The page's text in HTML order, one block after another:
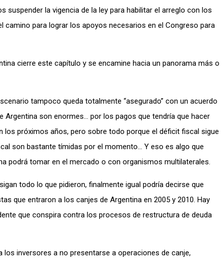
suspender la vigencia de la ley para habilitar el arreglo con los
camino para lograr los apoyos necesarios en el Congreso para
cierre este capítulo y se encamine hacia un panorama más o
tampoco queda totalmente “asegurado” con un acuerdo
Argentina son enormes… por los pagos que tendría que hacer
los próximos años, pero sobre todo porque el déficit fiscal sigue
son bastante tímidas por el momento… Y eso es algo que
podrá tomar en el mercado o con organismos multilaterales.
todo lo que pidieron, finalmente igual podría decirse que
que entraron a los canjes de Argentina en 2005 y 2010. Hay
que conspira contra los procesos de restructura de deuda
inversores a no presentarse a operaciones de canje,